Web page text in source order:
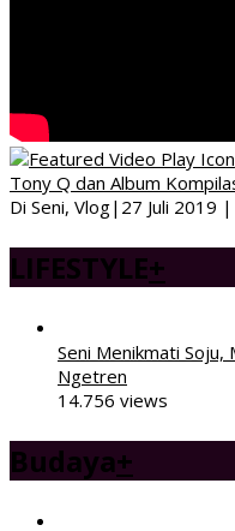
Tony Q dan Album
Di Seni, Vlog| 27 Juli 2019
LIFESTYLE+
Seni Menikmati Soju,
Ngetren
14.756 views
Budaya+